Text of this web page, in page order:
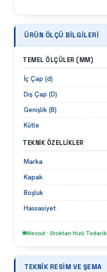
ÜRÜN ÖLÇÜ BILGILERI
TEMEL ÖLÇÜLER (MM)
İç Çap (d)
Dış Çap (D)
Genişlik (B)
Kütle
TEKNIK ÖZELLIKLER
Marka
Kapak
Boşluk
Hassasiyet
Mevcut · Stoktan Hızlı Tedarik
TEKNIK RESIM VE ŞEMA